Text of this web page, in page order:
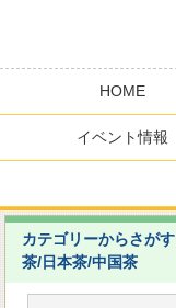
HOME
イベント情報
カテゴリーからさがす
茶/日本茶/中国茶